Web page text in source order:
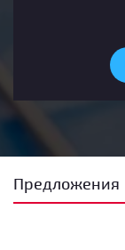
Предложения